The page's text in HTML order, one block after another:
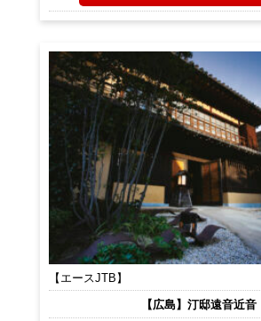
【エースJTB】
【広島】汀邸遠音近音